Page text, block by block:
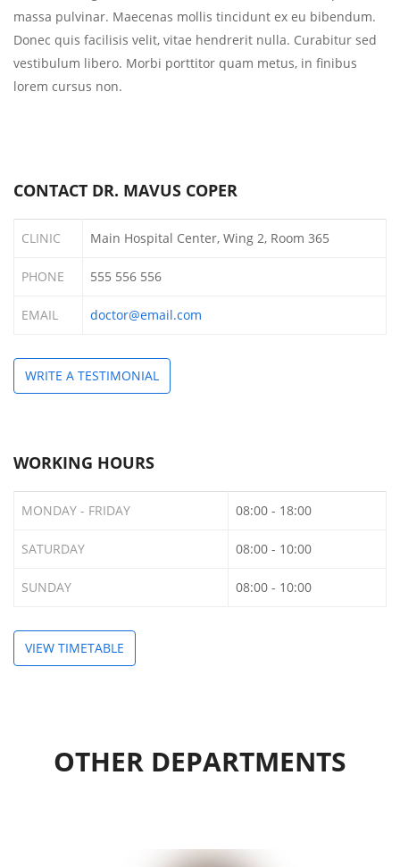
massa pulvinar. Maecenas mollis tincidunt ex eu bibendum.
Donec quis facilisis velit, vitae hendrerit nulla. Curabitur sed
vestibulum libero. Morbi porttitor quam metus, in finibus
lorem cursus non.
CONTACT DR. MAVUS COPER
CLINIC Main Hospital Center, Wing 2, Room 365
PHONE 555 556 556
EMAIL doctor@email.com
WRITE A TESTIMONIAL
WORKING HOURS
MONDAY - FRIDAY 08:00 - 18:00
SATURDAY 08:00 - 10:00
SUNDAY 08:00 - 10:00
VIEW TIMETABLE
OTHER DEPARTMENTS